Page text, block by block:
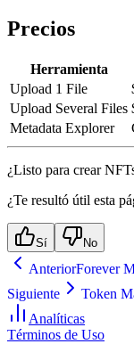
Precios
Herramienta
Upload 1 File
Upload Several Files
Metadata Explorer
¿Listo para crear
¿Te resultó útil esta
Sí No
AnteriorForever
Siguiente
Token
Analíticas
Términos de Uso